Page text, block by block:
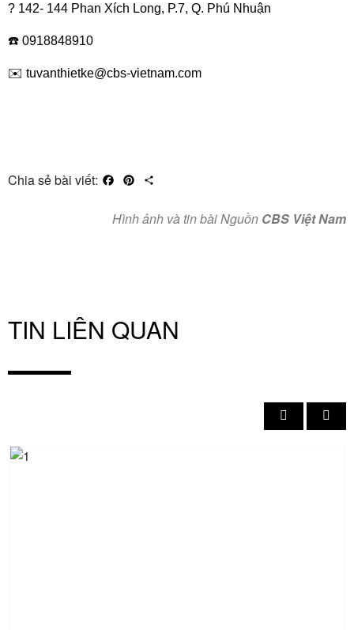
? 142- 144 Phan Xích Long, P.7, Q. Phú Nhuận
☎️ 0918848910
✉️ tuvanthietke@cbs-vietnam.com
Chia sẻ bài viết: FacebookPinterest
Hình ảnh và tin bài Nguồn CBS Việt Nam
TIN LIÊN QUAN